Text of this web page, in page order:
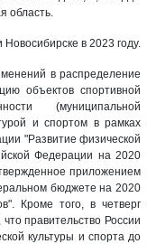
область.
в 2023 году.
в распределение
объектов спортивной
(муниципальной
и спортом в рамках
"Развитие физической
Федерации на 2020
приложением
бюджете на 2020
Кроме того, в четверг
правительство России
культуры и спорта до